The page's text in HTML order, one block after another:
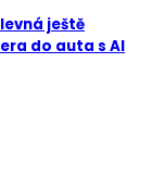
ještě
do auta s AI